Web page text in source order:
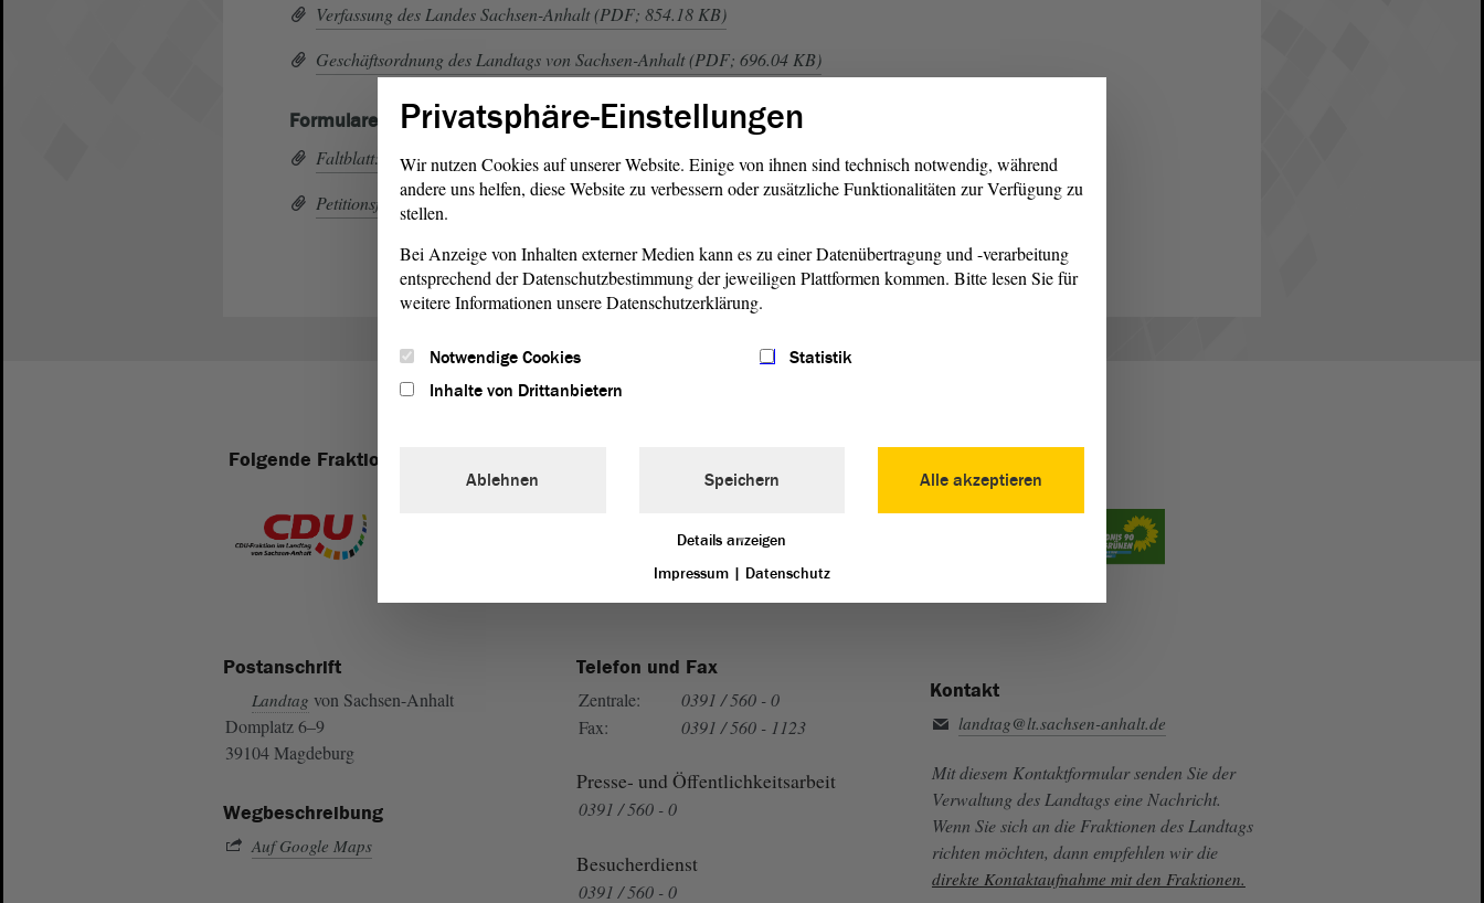
Verfassung des Landes Sachsen-Anhalt (PDF; 854.18 KB)
Geschäftsordnung des Landtags von Sachsen-Anhalt (PDF; 696.04 KB)
Formulare, Faltblätter
Faltblatt: Petitionsrecht (PDF; 3.56 MB)
Petitionsformular (PDF; 112.71 KB)
Folgende Fraktionen sind im Landtag von Sachsen-Anhalt vertreten:
Postanschrift
Landtag von Sachsen-Anhalt
Domplatz 6–9
39104 Magdeburg
Wegbeschreibung
Auf Google Maps
Telefon und Fax
Zentrale:
0391 / 560 - 0
Fax:
0391 / 560 - 1123
Presse- und Öffentlichkeitsarbeit
0391 / 560 - 0
Besucherdienst
0391 / 560 - 0
Kontakt
landtag@lt.sachsen-anhalt.de
Mit diesem Kontaktformular senden Sie der
Verwaltung des Landtags eine Nachricht.
Wenn Sie sich an die Fraktionen des Landtags
richten möchten, dann empfehlen wir die
direkte Kontaktaufnahme mit den Fraktionen.
Privatsphäre-Einstellungen
Wir nutzen Cookies auf unserer Website. Einige von ihnen sind technisch notwendig, während
andere uns helfen, diese Website zu verbessern oder zusätzliche Funktionalitäten zur Verfügung zu
stellen.
Bei Anzeige von Inhalten externer Medien kann es zu einer Datenübertragung und -verarbeitung
entsprechend der Datenschutzbestimmung der jeweiligen Plattformen kommen. Bitte lesen Sie für
weitere Informationen unsere Datenschutzerklärung.
Notwendige Cookies
Statistik
Inhalte von Drittanbietern
Alle akzeptieren
Ablehnen Speichern
Details anzeigen
Impressum | Datenschutz